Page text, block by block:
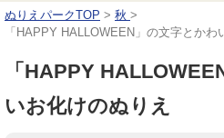
ぬりえパークTOP > 秋 >
「HAPPY HALLOWEEN」の文字とかわ
「HAPPY
いお化けのぬりえ